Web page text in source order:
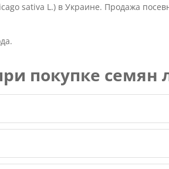
sativa L.) в Украине. Продажа
покупке